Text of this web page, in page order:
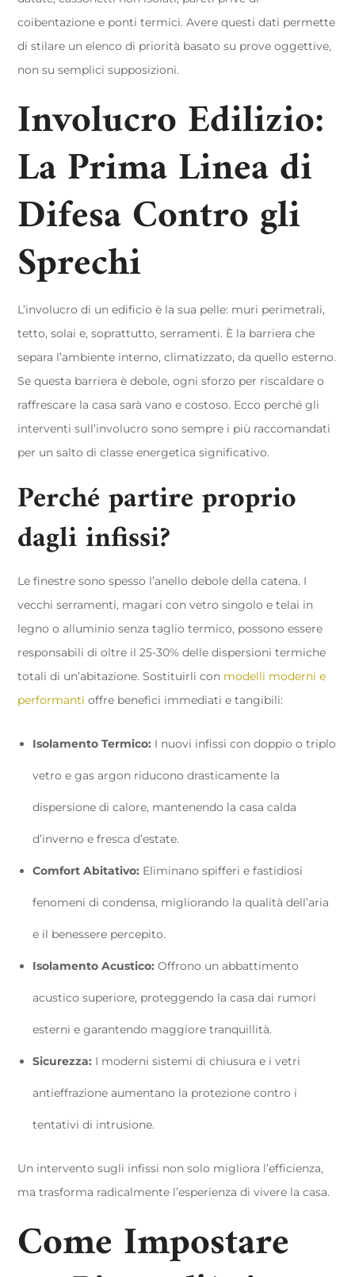
coibentazione e ponti termici. Avere questi dati permette
di stilare un elenco di priorità basato su prove oggettive,
non su semplici supposizioni.
Involucro Edilizio:
La Prima Linea di
Difesa Contro gli
Sprechi
L’involucro di un edificio è la sua pelle: muri perimetrali,
tetto, solai e, soprattutto, serramenti. È la barriera che
separa l’ambiente interno, climatizzato, da quello esterno.
Se questa barriera è debole, ogni sforzo per riscaldare o
raffrescare la casa sarà vano e costoso. Ecco perché gli
interventi sull’involucro sono sempre i più raccomandati
per un salto di classe energetica significativo.
Perché partire proprio
dagli infissi?
Le finestre sono spesso l’anello debole della catena. I
vecchi serramenti, magari con vetro singolo e telai in
legno o alluminio senza taglio termico, possono essere
responsabili di oltre il 25-30% delle dispersioni termiche
totali di un’abitazione. Sostituirli con modelli moderni e
performanti offre benefici immediati e tangibili:
Isolamento Termico: I nuovi infissi con doppio o triplo
vetro e gas argon riducono drasticamente la
dispersione di calore, mantenendo la casa calda
d’inverno e fresca d’estate.
Comfort Abitativo: Eliminano spifferi e fastidiosi
fenomeni di condensa, migliorando la qualità dell’aria
e il benessere percepito.
Isolamento Acustico: Offrono un abbattimento
acustico superiore, proteggendo la casa dai rumori
esterni e garantendo maggiore tranquillità.
Sicurezza: I moderni sistemi di chiusura e i vetri
antieffrazione aumentano la protezione contro i
tentativi di intrusione.
Un intervento sugli infissi non solo migliora l’efficienza,
ma trasforma radicalmente l’esperienza di vivere la casa.
Come Impostare